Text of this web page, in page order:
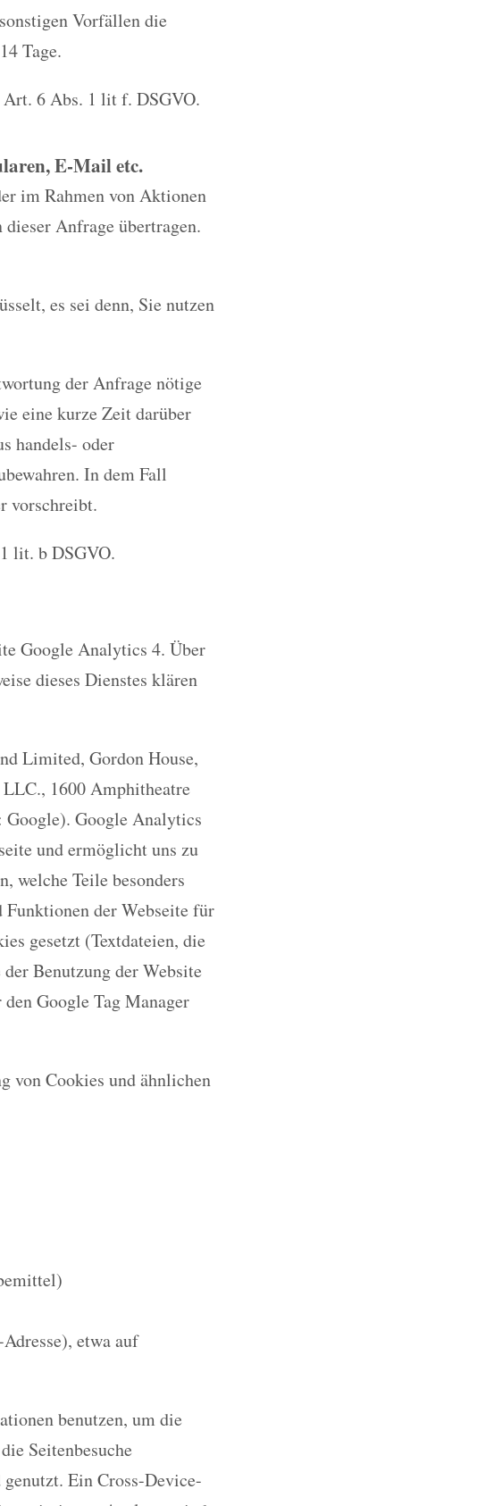
Vorfällen die
Tage.
Art. 6 Abs. 1 lit f. DSGVO.
E-Mail etc.
im Rahmen von Aktionen
Anfrage übertragen.
es sei denn, Sie nutzen
der Anfrage nötige
eine kurze Zeit darüber
handels- oder
In dem Fall
vorschreibt.
lit. b DSGVO.
Google Analytics 4. Über
dieses Dienstes klären
Limited, Gordon House,
1600 Amphitheatre
Google Analytics
und ermöglicht uns zu
welche Teile besonders
der Webseite für
gesetzt (Textdateien, die
Benutzung der Website
Google Tag Manager
von Cookies und ähnlichen
etwa auf
benutzen, um die
Seitenbesuche
Ein Cross-Device-